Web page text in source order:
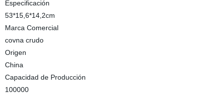
Especificación
53*15,6*14,2cm
Marca Comercial
covna crudo
Origen
China
Capacidad de Producción
100000